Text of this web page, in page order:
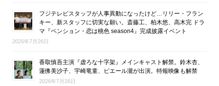
フジテレビスタッフが人事異動になったけど…リリー・フラン
キー、新スタッフに切実な願い。斎藤工、柏木悠、高木完 ドラ
マ『ペンション・恋は桃色 season4』完成披露イベント
2026年7月26日
香取慎吾主演『虚ろな十字架』メインキャスト解禁。鈴木杏、
蓮佛美沙子、宇崎竜童、ピエール瀧が出演。特報映像も解禁
2026年7月26日